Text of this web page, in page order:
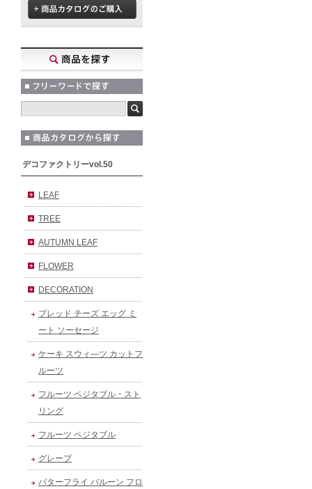
デコファクトリーvol.50
LEAF
TREE
AUTUMN LEAF
FLOWER
DECORATION
ブレッド チーズ エッグ ミ
ート ソーセージ
ケーキ スウィ―ツ カットフ
ルーツ
フルーツ ベジタブル・スト
リング
フルーツ ベジタブル
グレープ
バターフライ バルーン フロ